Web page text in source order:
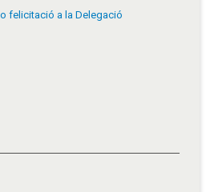
felicitació a la Delegació